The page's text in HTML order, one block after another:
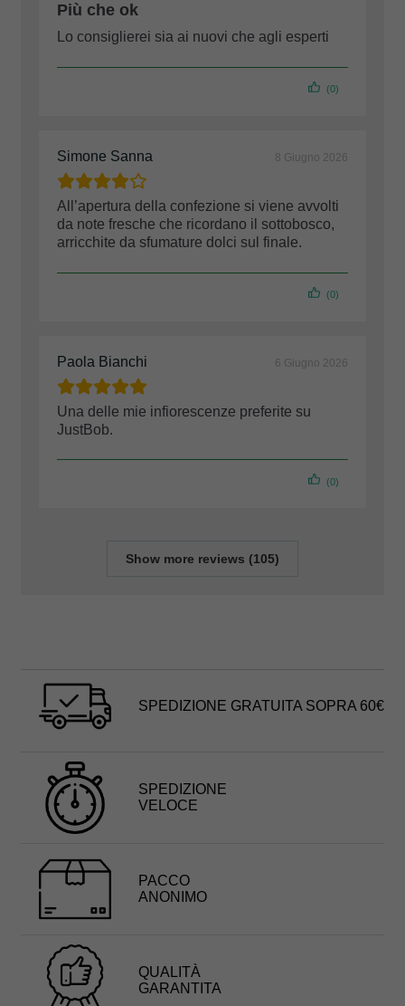
Più che ok
Lo consiglierei sia ai nuovi che agli esperti
(0)
Simone Sanna 8 Giugno 2026
All’apertura della confezione si viene avvolti
da note fresche che ricordano il sottobosco,
arricchite da sfumature dolci sul finale.
(0)
Paola Bianchi 6 Giugno 2026
Una delle mie infiorescenze preferite su
JustBob.
(0)
Show more reviews (105)
SPEDIZIONE GRATUITA SOPRA 60€
SPEDIZIONE
VELOCE
PACCO
ANONIMO
QUALITÀ
GARANTITA